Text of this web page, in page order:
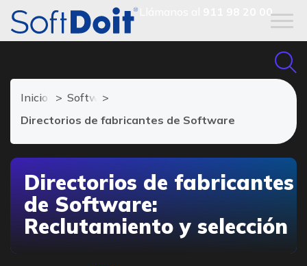
911 98 20 00
Inicio
Software Reclutamiento y selección
Directorios de fabricantes de Software
Directorios de fabricantes
de Software:
Reclutamiento y selección